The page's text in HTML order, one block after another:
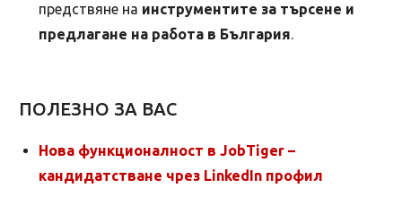
предствяне на инструментите за търсене и
предлагане на работа в България.
ПОЛЕЗНО ЗА ВАС
Нова функционалност в JobTiger –
кандидатстване чрез LinkedIn профил